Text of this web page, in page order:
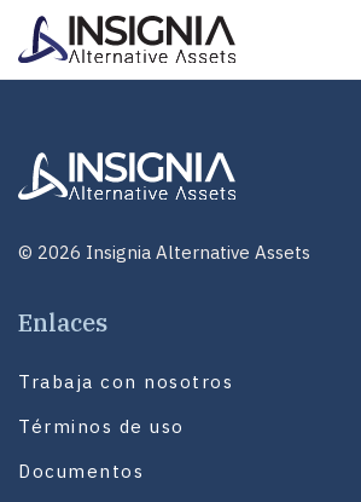
© 2026 Insignia Alternative Assets
Enlaces
Trabaja con nosotros
Términos de uso
Documentos